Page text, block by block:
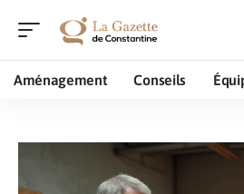
Aménagement Conseils